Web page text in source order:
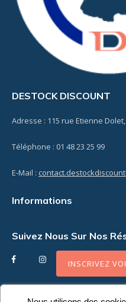
DESTOCK DISCOUNT
Adresse : 115 rue Etienne
Téléphone : 01 48 23 25 99
E-Mail :
Informations
Suivez Nous Sur Nos
Facebook Instagram
INSCRIVEZ